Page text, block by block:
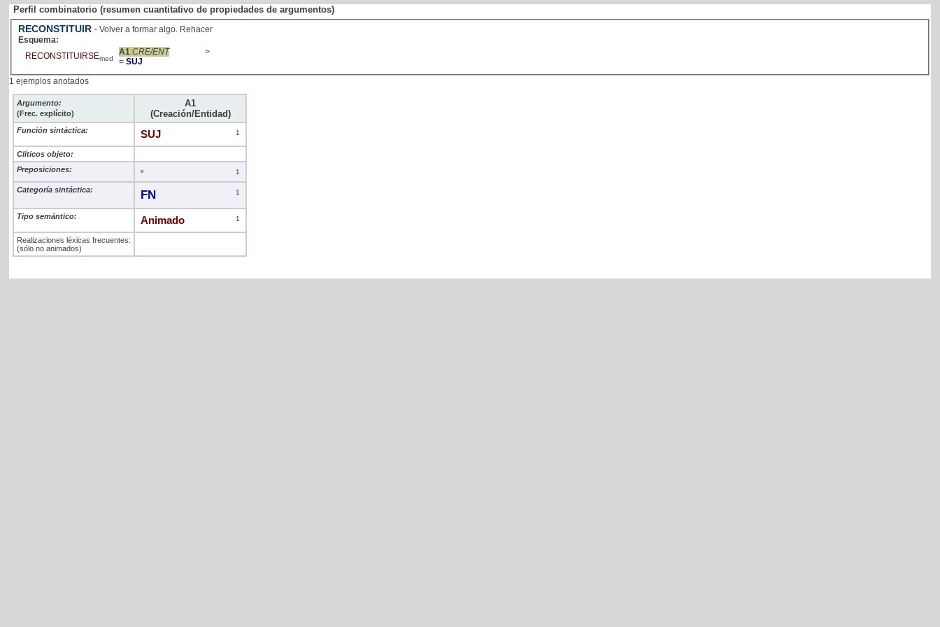
Perfil combinatorio (resumen cuantitativo de propiedades de argumentos)
RECONSTITUIR - Volver a formar algo. Rehacer
Esquema:
RECONSTITUIRSEmed
A1:CRE/ENT
= SUJ
>
1 ejemplos anotados
Argumento:
(Frec. explícito)
A1
(Creación/Entidad)
Función sintáctica: SUJ 1
Clíticos objeto:
Preposiciones:
ø 1
Categoría sintáctica: FN 1
Tipo semántico: Animado 1
Realizaciones léxicas frecuentes:
(sólo no animados)